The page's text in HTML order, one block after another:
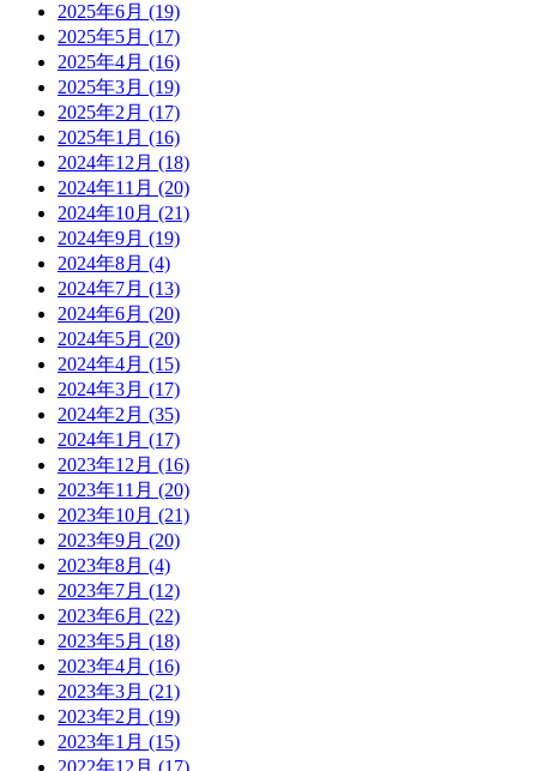
2025年6月 (19)
2025年5月 (17)
2025年4月 (16)
2025年3月 (19)
2025年2月 (17)
2025年1月 (16)
2024年12月 (18)
2024年11月 (20)
2024年10月 (21)
2024年9月 (19)
2024年8月 (4)
2024年7月 (13)
2024年6月 (20)
2024年5月 (20)
2024年4月 (15)
2024年3月 (17)
2024年2月 (35)
2024年1月 (17)
2023年12月 (16)
2023年11月 (20)
2023年10月 (21)
2023年9月 (20)
2023年8月 (4)
2023年7月 (12)
2023年6月 (22)
2023年5月 (18)
2023年4月 (16)
2023年3月 (21)
2023年2月 (19)
2023年1月 (15)